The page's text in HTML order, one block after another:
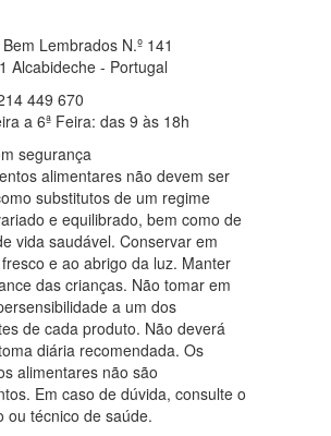
Lembrados N.º 141
Alcabideche - Portugal
449 670
a 6ª Feira: das 9 às 18h
segurança
alimentares não devem ser
substitutos de um regime
e equilibrado, bem como de
vida saudável. Conservar em
e ao abrigo da luz. Manter
das crianças. Não tomar em
a um dos
de cada produto. Não deverá
diária recomendada. Os
alimentares não são
Em caso de dúvida, consulte o
ou técnico de saúde.